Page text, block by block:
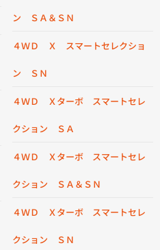
ン ＳＡ＆ＳＮ
４ＷＤ Ｘ スマートセレクショ
ン ＳＮ
４ＷＤ Ｘターボ スマートセレ
クション ＳＡ
４ＷＤ Ｘターボ スマートセレ
クション ＳＡ＆ＳＮ
４ＷＤ Ｘターボ スマートセレ
クション ＳＮ